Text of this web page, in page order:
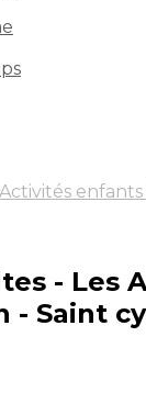
Activités enfants